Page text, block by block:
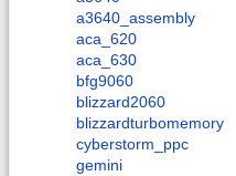
a3640_assembly
aca_620
aca_630
bfg9060
blizzard2060
blizzardturbomemory
cyberstorm_ppc
gemini